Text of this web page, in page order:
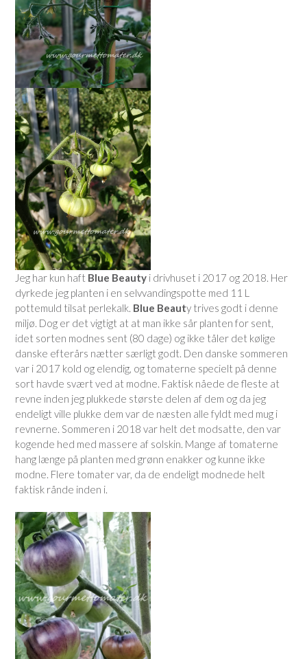
Jeg har kun haft Blue Beauty i drivhuset i 2017 og 2018. Her
dyrkede jeg planten i en selvvandingspotte med 11 L
pottemuld tilsat perlekalk. Blue Beauty trives godt i denne
miljø. Dog er det vigtigt at at man ikke sår planten for sent,
idet sorten modnes sent (80 dage) og ikke tåler det kølige
danske efterårs nætter særligt godt. Den danske sommeren
var i 2017 kold og elendig, og tomaterne specielt på denne
sort havde svært ved at modne. Faktisk nåede de fleste at
revne inden jeg plukkede største delen af dem og da jeg
endeligt ville plukke dem var de næsten alle fyldt med mug i
revnerne. Sommeren i 2018 var helt det modsatte, den var
kogende hed med massere af solskin. Mange af tomaterne
hang længe på planten med grønn enakker og kunne ikke
modne. Flere tomater var, da de endeligt modnede helt
faktisk rånde inden i.